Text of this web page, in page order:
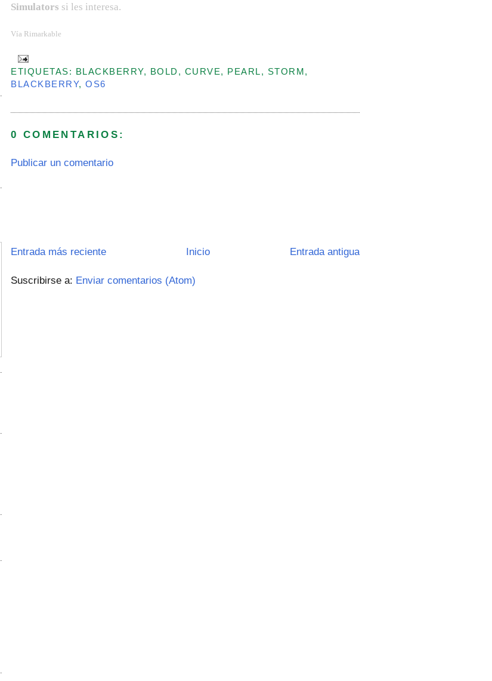
Simulators si les interesa.
Vía Rimarkable
ETIQUETAS: BLACKBERRY, BOLD, CURVE, PEARL, STORM,
BLACKBERRY, OS6
0 COMENTARIOS:
Publicar un comentario
Entrada más reciente Entrada antigua
Inicio
Suscribirse a: Enviar comentarios (Atom)